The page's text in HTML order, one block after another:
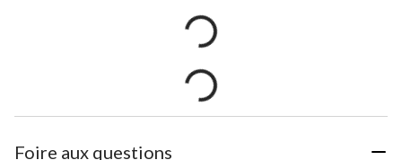
Foire aux questions